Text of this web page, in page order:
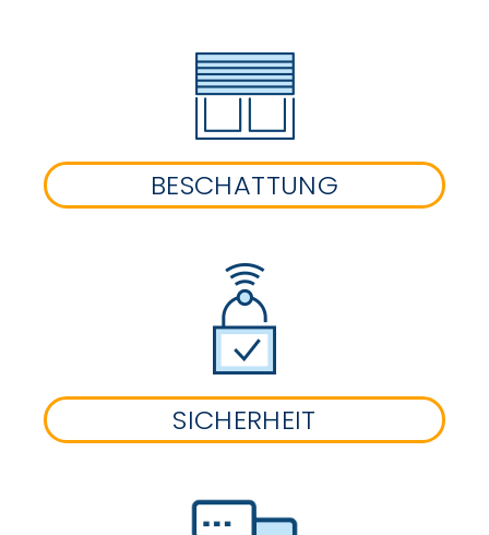
BESCHATTUNG
SICHERHEIT